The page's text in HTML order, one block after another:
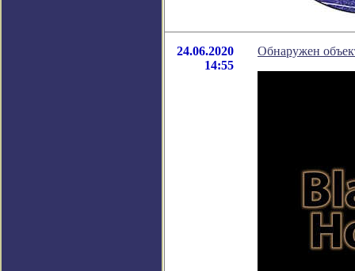
24.06.2020
14:55
Обнаружен